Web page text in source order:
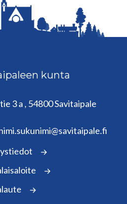
kunta
3 a , 54800 Savitaipale